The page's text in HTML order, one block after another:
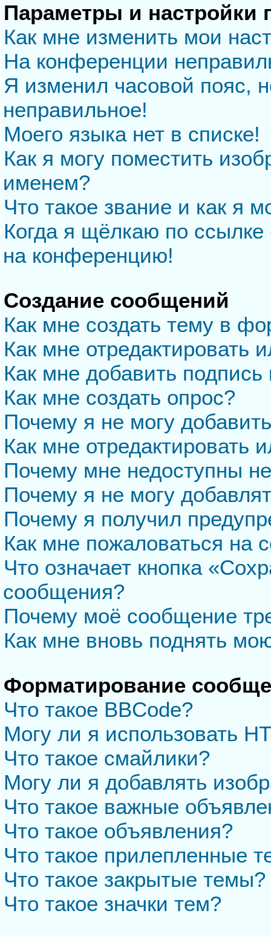
Параметры и настройки
Как мне изменить мои
На конференции
Я изменил часовой пояс,
неправильное!
Моего языка нет в списке!
Как я могу поместить
именем?
Что такое звание и как я
Когда я щёлкаю по
на конференцию!
Создание сообщений
Как мне создать тему в
Как мне отредактировать
Как мне добавить
Как мне создать опрос?
Почему я не могу
Как мне отредактировать
Почему мне недоступны
Почему я не могу
Почему я получил
Как мне пожаловаться на
Что означает кнопка
сообщения?
Почему моё сообщение
Как мне вновь поднять
Форматирование
Что такое BBCode?
Могу ли я использовать
Что такое смайлики?
Могу ли я добавлять
Что такое важные
Что такое объявления?
Что такое прилепленные
Что такое закрытые темы?
Что такое значки тем?